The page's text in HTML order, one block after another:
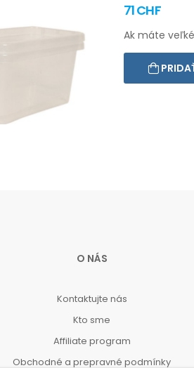
71 CHF
Ak máte
O NÁS
Kontaktujte nás
Kto sme
Affiliate program
Obchodné a prepravné podmínky